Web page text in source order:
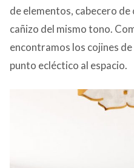
de elementos, cabecero
cañizo del mismo tono.
encontramos los cojines
punto ecléctico al espacio.